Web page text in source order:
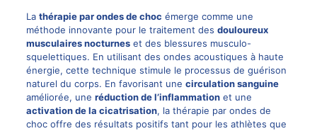
La thérapie par ondes de choc émerge comme une
méthode innovante pour le traitement des douloureux
musculaires nocturneset des blessures musculo-
squelettiques. En utilisant des ondes acoustiques à haute
énergie, cette technique stimule le processus de guérison
naturel du corps. En favorisant une circulation sanguine
améliorée, une réduction de l’inflammationet une
activation de la cicatrisation, la thérapie par ondes de
choc offre des résultats positifs tant pour les athlètes que